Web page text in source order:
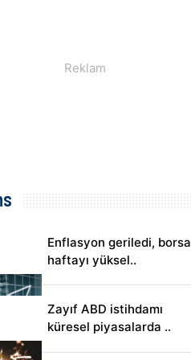
Enflasyon geriledi, borsa
haftayı yüksel..
Zayıf ABD istihdamı
küresel piyasalarda ..